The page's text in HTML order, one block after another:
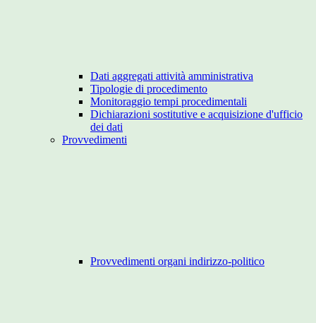
Dati aggregati attività amministrativa
Tipologie di procedimento
Monitoraggio tempi procedimentali
Dichiarazioni sostitutive e acquisizione d'ufficio
dei dati
Provvedimenti
Provvedimenti organi indirizzo-politico